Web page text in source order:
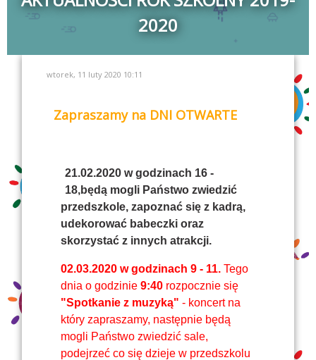
2020
wtorek, 11 luty 2020 10:11
Zapraszamy na DNI OTWARTE
21.02.2020w godzinach 16 -
18,będą mogli Państwo zwiedzić
przedszkole, zapoznać się z kadrą,
udekorować babeczki oraz
skorzystać z innych atrakcji.
02.03.2020 w godzinach 9 - 11. Tego
dnia o godzinie 9:40 rozpocznie się
"Spotkanie z muzyką" - koncert na
który zapraszamy, następnie będą
mogli Państwo zwiedzić sale,
podejrzeć co się dzieje w przedszkolu